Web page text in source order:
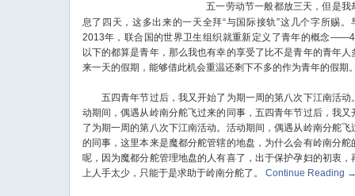
五一劳动节一般都放三天，但是我
息了四天，这多出来的一天全拜“与国际接轨”这几个字所赐。
2013年，联合国的世界卫生组织就重新定义了青年的概念
以下的都算是青年，那么我也有幸的享受了比不是青年的青年人
来一天的假期，能够借此机会重温还剩下不多的作为青年的假期
五四青年节过后，我又开始了为期一周的第八次下江南活动
动期间，偶遇从岭南分舵飞过来的同事，五四青年节过后，我又
了为期一周的第八次下江南活动。活动期间，偶遇从岭南分舵飞
的同事，这里本来是魔都分舵管辖的地盘，为什么会有岭南分舵
呢，因为魔都分舵管理地盘的人有喜了，出于保护孕妇的初衷，
上人手太少，只能于是求助于岭南分舵了。
Continue Reading